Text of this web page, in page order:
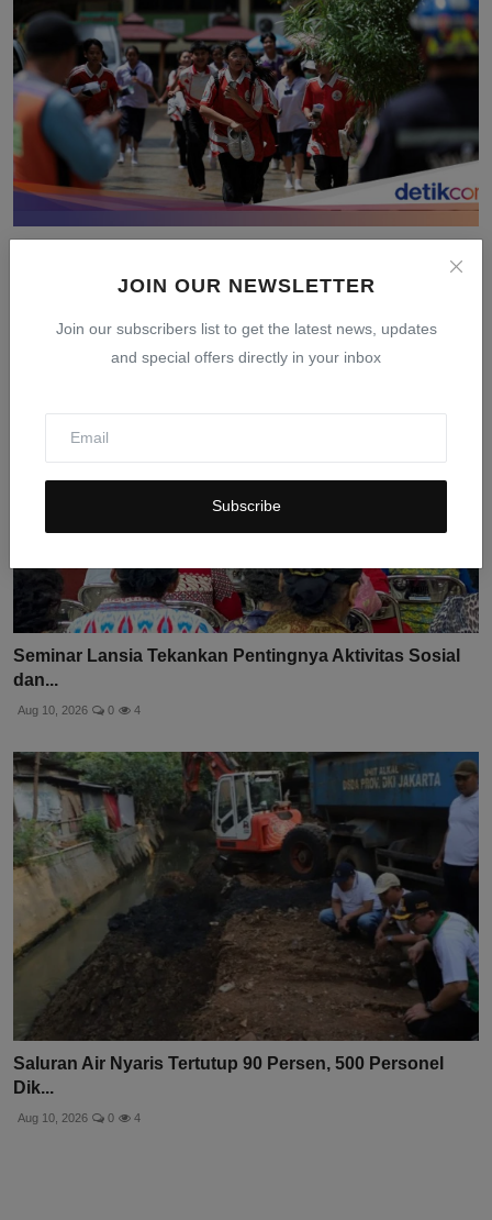
JOIN OUR NEWSLETTER
Join our subscribers list to get the latest news, updates
and special offers directly in your inbox
Subscribe
Seminar Lansia Tekankan Pentingnya Aktivitas Sosial
dan...
Aug 10, 2026 0 4
Saluran Air Nyaris Tertutup 90 Persen, 500 Personel
Dik...
Aug 10, 2026 0 4